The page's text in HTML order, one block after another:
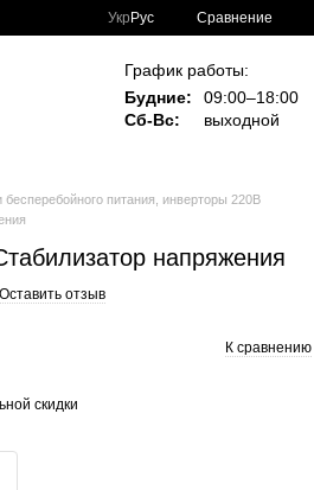
Укр Рус Сравнение
График работы:
Будние:
09:00–18:00
Сб-Вс:
выходной
бесперебойного питания, инверторы 220В
напряжения
Оставить отзыв
К сравнению
скидки